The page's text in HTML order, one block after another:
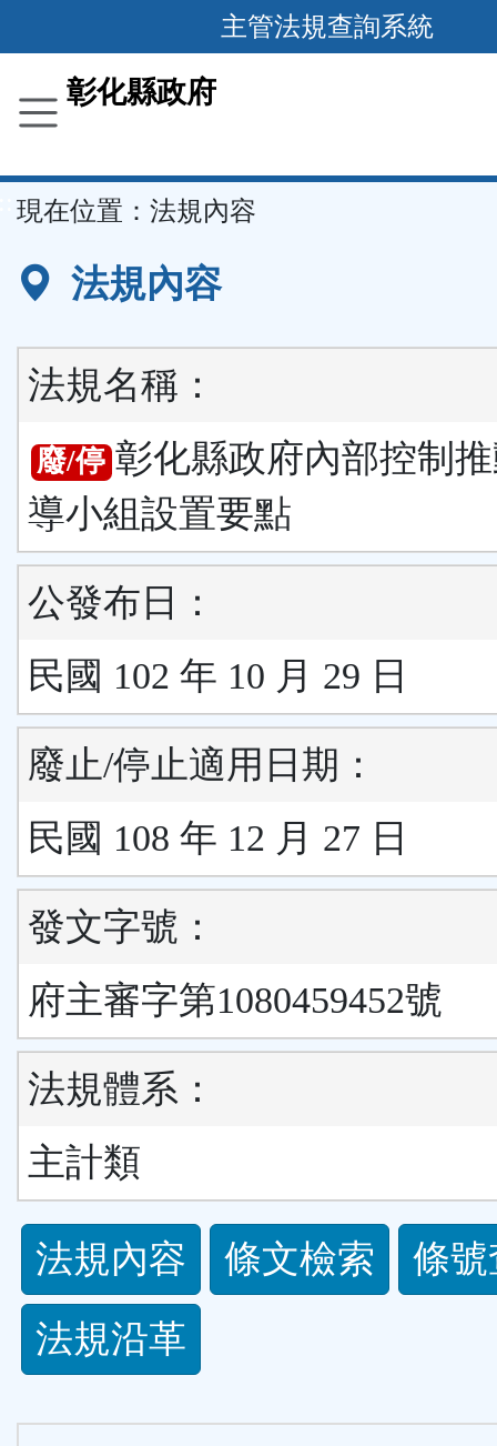
到
要
容
區
主管法規查詢系統
彰化縣政府
現在位置： 法規內容
法規內容
法規名稱：
廢/停 彰化縣政府內部控制
導小組設置要點
公發布日：
民國 102 年 10 月 29 日
廢止/停止適用日期：
民國 108 年 12 月 27 日
發文字號：
府主審字第1080459452號
法規體系：
主計類
法
規
功
能
法規內容 條文檢索
條
法規沿革